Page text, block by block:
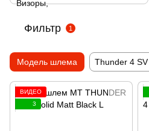
Фильтр 1
Модель шлема Thunder 4 SV
ВИДЕО
3